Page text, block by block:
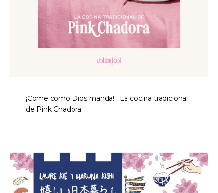
¡Come como Dios manda! · La cocina tradicional
de Pink Chadora